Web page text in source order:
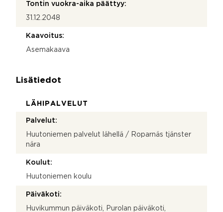
Tontin vuokra-aika päättyy:
31.12.2048
Kaavoitus:
Asemakaava
Lisätiedot
LÄHIPALVELUT
Palvelut:
Huutoniemen palvelut lähellä / Roparnäs tjänster
nära
Koulut:
Huutoniemen koulu
Päiväkoti:
Huvikummun päiväkoti, Purolan päiväkoti,